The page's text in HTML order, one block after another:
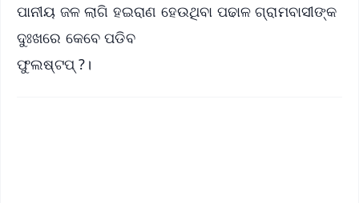
ପାନୀୟ ଜଳ ଲାଗି ହଇରାଣ ହେଉଥିବା ପଢାଳ ଗ୍ରାମବାସୀଙ୍କ
ଦୁଃଖରେ କେବେ ପଡିବ
ଫୁଲଷ୍ଟପ୍ ?।